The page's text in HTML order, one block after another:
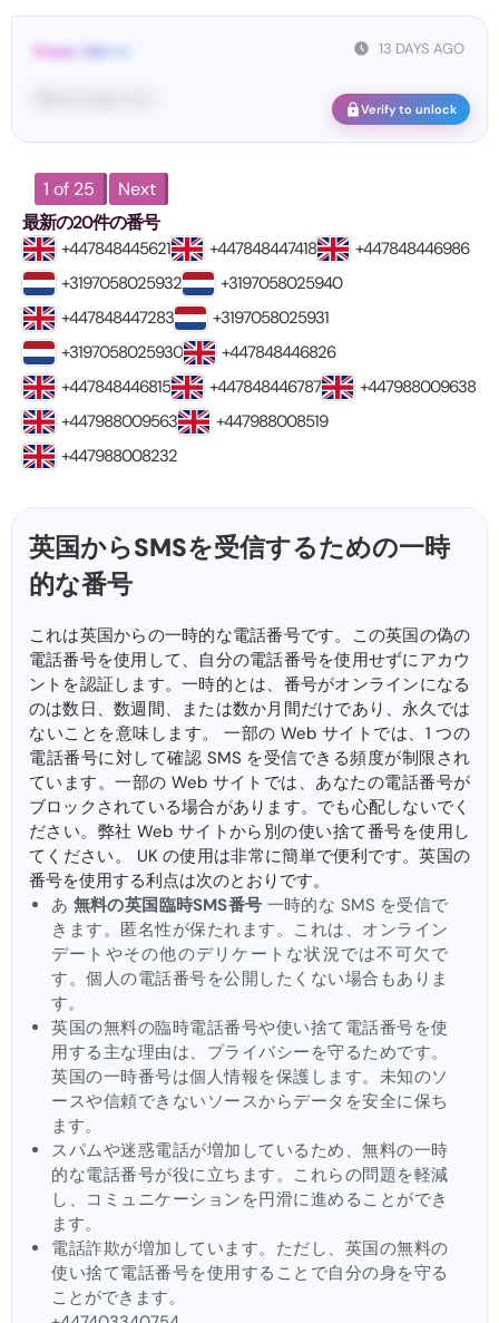
13 DAYS AGO
From: Tel•••••
Verify to unlock
1 of 25
Next
最新の20件の番号
+447848445621 +447848447418
+447848446986
+3197058025932
+3197058025940
+447848447283
+3197058025931
+3197058025930
+447848446826
+447848446815
+447848446787
+447988009638
+447988009563
+447988008519
+447988008232
英国からSMSを受信するための一時
的な番号
これは英国からの一時的な電話番号です。この英国の偽の
電話番号を使用して、自分の電話番号を使用せずにアカウ
ントを認証します。一時的とは、番号がオンラインになる
のは数日、数週間、または数か月間だけであり、永久では
ないことを意味します。 一部の Web サイトでは、1 つの
電話番号に対して確認 SMS を受信できる頻度が制限され
ています。一部の Web サイトでは、あなたの電話番号が
ブロックされている場合があります。でも心配しないでく
ださい。弊社 Web サイトから別の使い捨て番号を使用し
てください。 UK の使用は非常に簡単で便利です。英国の
番号を使用する利点は次のとおりです。
あ 無料の英国臨時SMS番号 一時的な SMS を受信で
きます。匿名性が保たれます。これは、オンライン
デートやその他のデリケートな状況では不可欠で
す。個人の電話番号を公開したくない場合もありま
す。
英国の無料の臨時電話番号や使い捨て電話番号を使
用する主な理由は、プライバシーを守るためです。
英国の一時番号は個人情報を保護します。未知のソ
ースや信頼できないソースからデータを安全に保ち
ます。
スパムや迷惑電話が増加しているため、無料の一時
的な電話番号が役に立ちます。これらの問題を軽減
し、コミュニケーションを円滑に進めることができ
ます。
電話詐欺が増加しています。ただし、英国の無料の
使い捨て電話番号を使用することで自分の身を守る
ことができます。